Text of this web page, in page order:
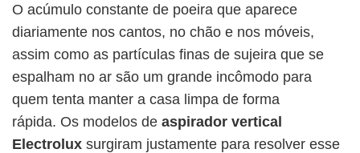
O acúmulo constante de poeira que aparece
diariamente nos cantos, no chão e nos móveis,
assim como as partículas finas de sujeira que se
espalham no ar são um grande incômodo para
quem tenta manter a casa limpa de forma
rápida. Os modelos de aspirador vertical
Electrolux surgiram justamente para resolver esse